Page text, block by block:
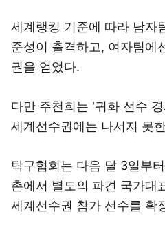
세계랭킹 기준에 따라 남자
준성이 출격하고, 여자팀에
권을 얻었다.
다만 주천희는 '귀화 선수
세계선수권에는 나서지 못
탁구협회는 다음 달 3일부
촌에서 별도의 파견 국가대
세계선수권 참가 선수를 확